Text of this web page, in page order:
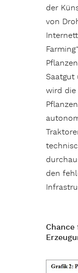
der
von
Saatgut
wird die
den